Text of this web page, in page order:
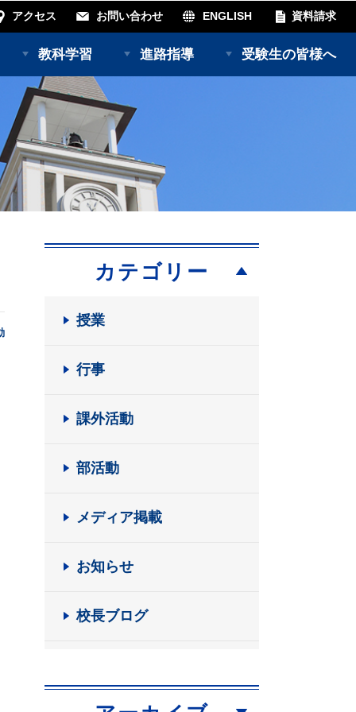
アクセス お問い合わせ ENGLISH 資料請求
教科学習 進路指導 受験生の皆様へ
カテゴリー
授業
行事
課外活動
部活動
メディア掲載
お知らせ
校長ブログ